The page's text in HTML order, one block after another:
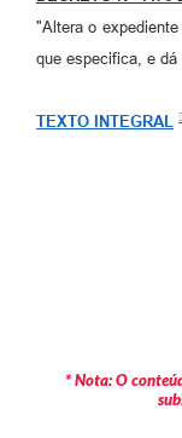
Arquivos para
Turismo
"Altera o
que especifica, e
TEXTO INTEGRAL
* Nota: O